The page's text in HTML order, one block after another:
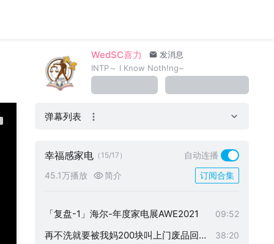
WedSC喜力
发消息
INTP～ I Know Noth!ng~
弹幕列表
幸福感家电 （15/17）
自动连播
45.1万播放
简介 订阅合集
家空气净化器4Pro
洗地机怎么就火起来了？窥一斑试知全貌
-LEXY/莱克洗地机天狼星S680深度测评
按摩椅怎么一直在发出难以描述的声音
这个up不对劲-用需要打码的不规则物体
虐扫地机
13:38
石头科技的野心会止于扫地机么？T7Pro
16:10
有乾坤的大坑在等着呢
「复盘-1」海尔-年度家电展AWE2021 09:52
再不洗就要被我妈200块叫上门废品回收
38:20